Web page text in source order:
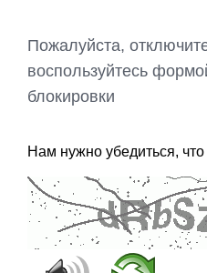
Пожалуйста,
воспользуйтесь
блокировки
Нам нужно убедиться,